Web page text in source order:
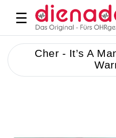
☰
Cher - It’s A